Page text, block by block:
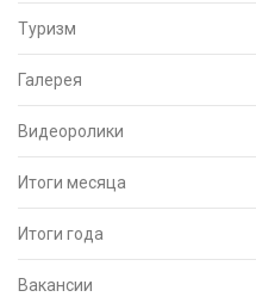
Туризм
Галерея
Видеоролики
Итоги месяца
Итоги года
Вакансии